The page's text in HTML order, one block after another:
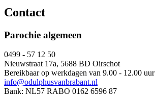
Contact
Parochie algemeen
0499 - 57 12 50
Nieuwstraat 17a, 5688 BD Oirschot
Bereikbaar op werkdagen van 9.00 - 12.00 uur
info@odulphusvanbrabant.nl
Bank: NL57 RABO 0162 6596 87